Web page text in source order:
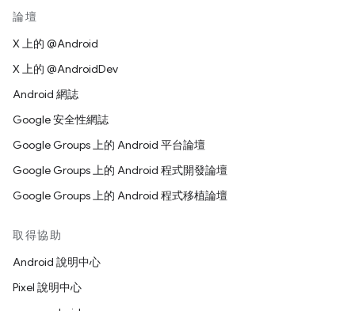
論壇
X 上的 @Android
X 上的 @AndroidDev
Android 網誌
Google 安全性網誌
Google Groups 上的 Android 平台論壇
Google Groups 上的 Android 程式開發論壇
Google Groups 上的 Android 程式移植論壇
取得協助
Android 說明中心
Pixel 說明中心